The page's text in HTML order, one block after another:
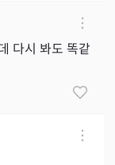
다시 봐도 똑같